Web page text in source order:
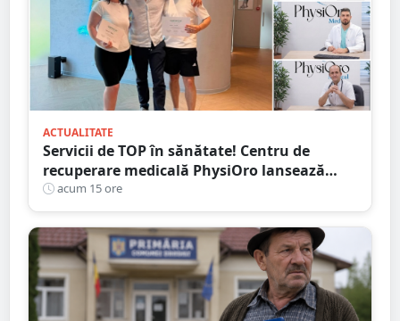
ACTUALITATE
Servicii de TOP în sănătate! Centru de
recuperare medicală PhysiOro lansează
Divizia medicală PhysiOro
acum 15 ore